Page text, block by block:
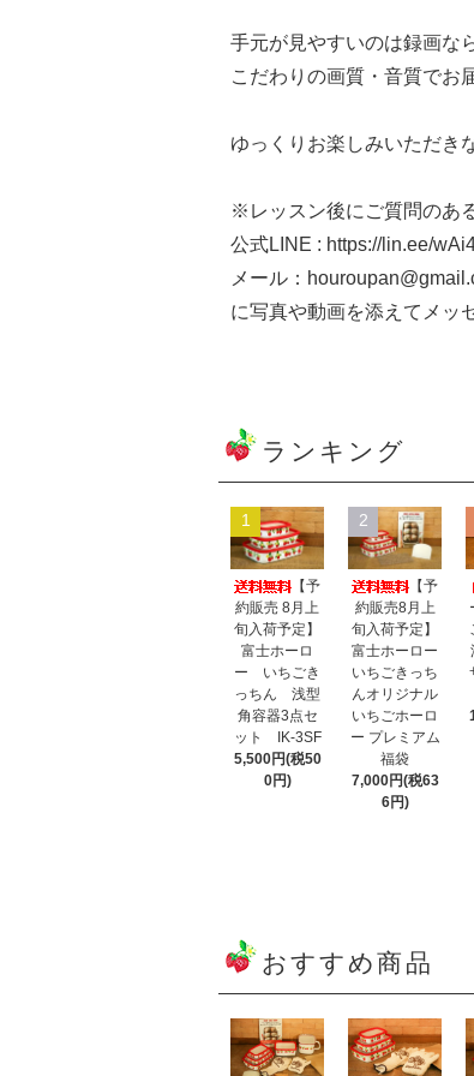
手元が見やすいのは録画な
こだわりの画質・音質でお
ゆっくりお楽しみいただき
※レッスン後にご質問のあ
公式LINE : https://lin.ee/
メール：
に写真や動画を添えてメッ
ランキング
1
【予
約販売 8月上
旬入荷予定】
富士ホーロ
ー いちごき
っちん 浅型
角容器3点セ
ット IK-3SF
5,500円(税50
0円)
2
【予
約販売8月上
旬入荷予定】
富士ホーロー
いちごきっち
んオリジナル
いちごホーロ
ー プレミアム
福袋
7,000円(税63
6円)
おすすめ商品